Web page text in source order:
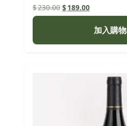
$230.00 原
始
$230.00。
$189.00目
前
價
格：
$189.00。
加入購